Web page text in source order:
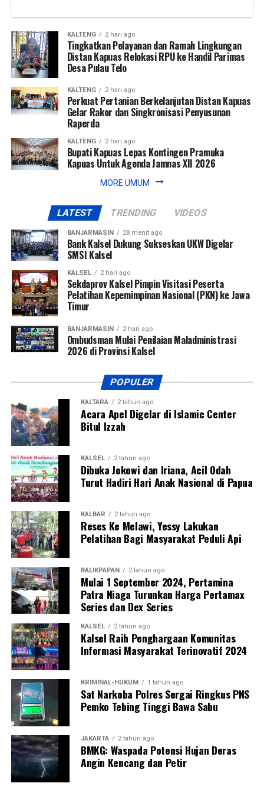
WhatsApp 0 Facebook 0
Messenger 0 Twitter/X 0
KALTENG 2 hari ago
Tingkatkan Pelayanan dan Ramah Lingkungan
Distan Kapuas Relokasi RPU ke Handil Parimas
Desa Pulau Telo
KALTENG 2 hari ago
Perkuat Pertanian Berkelanjutan Distan Kapuas
Gelar Rakor dan Singkronisasi Penyusunan
Raperda
KALTENG 2 hari ago
Bupati Kapuas Lepas Kontingen Pramuka
Kapuas Untuk Agenda Jamnas XII 2026
MORE UMUM
LATEST TRENDING VIDEOS
BANJARMASIN 28 menit ago
Bank Kalsel Dukung Sukseskan UKW Digelar
SMSI Kalsel
KALSEL 2 hari ago
Sekdaprov Kalsel Pimpin Visitasi Peserta
Pelatihan Kepemimpinan Nasional (PKN) ke Jawa
Timur
BANJARMASIN 2 hari ago
Ombudsman Mulai Penilaian Maladministrasi
2026 di Provinsi Kalsel
POPULER
KALTARA 2 tahun ago
Acara Apel Digelar di Islamic Center
Bitul Izzah
KALSEL 2 tahun ago
Dibuka Jokowi dan Iriana, Acil Odah
Turut Hadiri Hari Anak Nasional di Papua
KALBAR 2 tahun ago
Reses Ke Melawi, Yessy Lakukan
Pelatihan Bagi Masyarakat Peduli Api
BALIKPAPAN 2 tahun ago
Mulai 1 September 2024, Pertamina
Patra Niaga Turunkan Harga Pertamax
Series dan Dex Series
KALSEL 2 tahun ago
Kalsel Raih Penghargaan Komunitas
Informasi Masyarakat Terinovatif 2024
KRIMINAL-HUKUM 1 tahun ago
Sat Narkoba Polres Sergai Ringkus PNS
Pemko Tebing Tinggi Bawa Sabu
JAKARTA 2 tahun ago
BMKG: Waspada Potensi Hujan Deras
Angin Kencang dan Petir